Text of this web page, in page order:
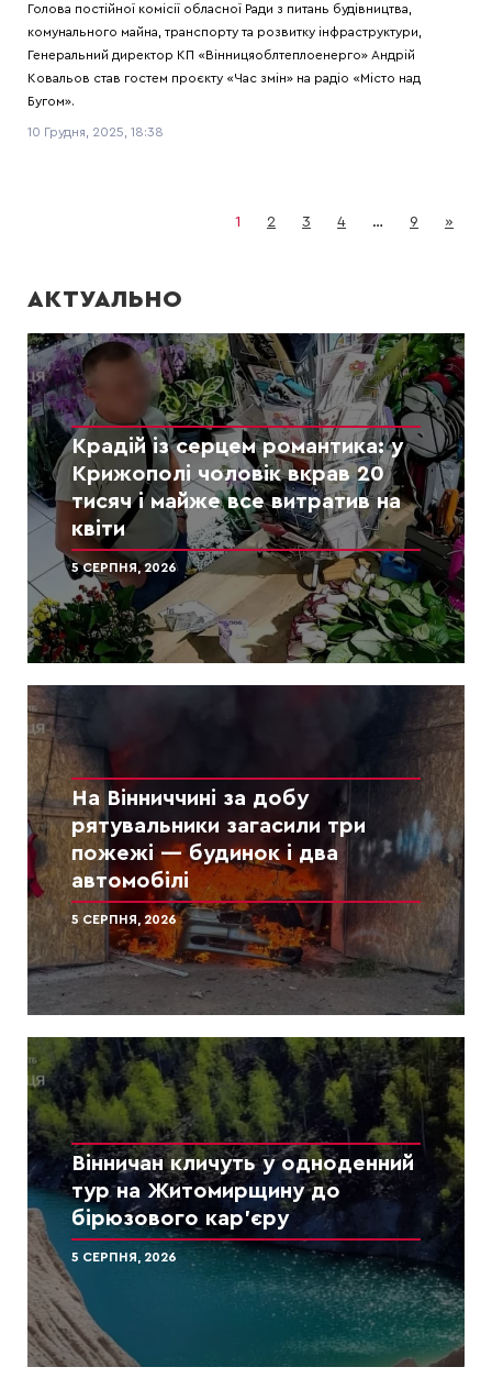
Голова постійної комісії обласної Ради з питань будівництва,
комунального майна, транспорту та розвитку інфраструктури,
Генеральний директор КП «Вінницяоблтеплоенерго» Андрій
Ковальов став гостем проєкту «Час змін» на радіо «Місто над
Бугом».
10 Грудня, 2025, 18:38
1 2 3 4 … 9 »
АКТУАЛЬНО
Крадій із серцем романтика: у
Крижополі чоловік вкрав 20
тисяч і майже все витратив на
квіти
5 СЕРПНЯ, 2026
На Вінниччині за добу
рятувальники загасили три
пожежі — будинок і два
автомобілі
5 СЕРПНЯ, 2026
Вінничан кличуть у одноденний
тур на Житомирщину до
бірюзового кар’єру
5 СЕРПНЯ, 2026